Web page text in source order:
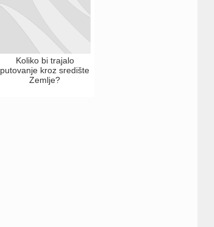
Koliko bi trajalo
putovanje kroz središte
Zemlje?